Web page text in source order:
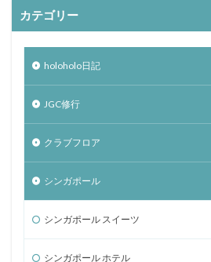
カテゴリー
holoholo日記
JGC修行
クラブフロア
シンガポール
シンガポール スイーツ
シンガポール ホテル